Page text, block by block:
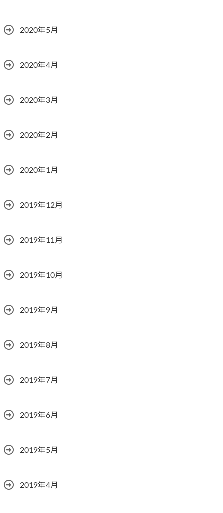
2020年5月
2020年4月
2020年3月
2020年2月
2020年1月
2019年12月
2019年11月
2019年10月
2019年9月
2019年8月
2019年7月
2019年6月
2019年5月
2019年4月